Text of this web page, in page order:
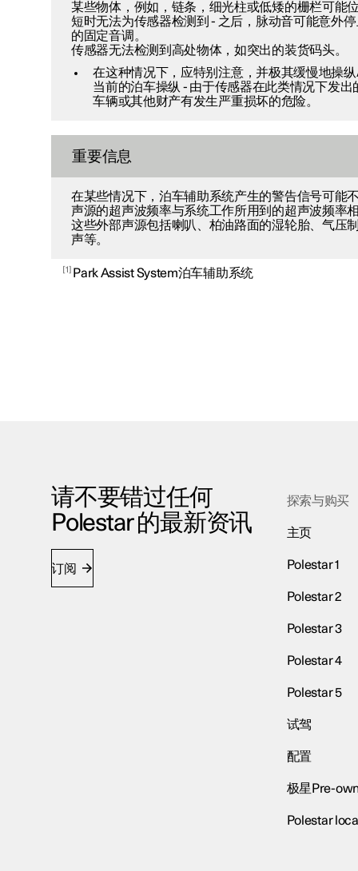
某些物体，例如，链条，细光柱或低矮的栅栏可能
短时无法为传感器检测到 - 之后，脉动音可能意外
的固定音调。
传感器无法检测到高处物体，如突出的装货码头。
在这种情况下，应特别注意，并极其缓慢地操
当前的泊车操纵 - 由于传感器在此类情况下发
车辆或其他财产有发生严重损坏的危险。
重要信息
在某些情况下，泊车辅助系统产生的警告信号可能
声源的超声波频率与系统工作所用到的超声波频率
这些外部声源包括喇叭、柏油路面的湿轮胎、气压
声等。
1 Park Assist System泊车辅助系统
请不要错过任何
Polestar 的最新资讯
订阅
探索与购买
主页
Polestar 1
Polestar 2
Polestar 3
Polestar 4
Polestar 5
试驾
配置
极星Pre-
Polestar